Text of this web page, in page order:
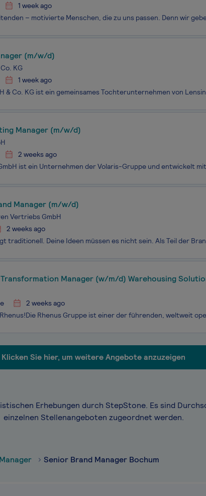
1 week ago
(m/w/d)
KG
1 week ago
Manager (m/w/d)
2 weeks ago
Manager (m/w/d)
Vertriebs GmbH
2 weeks ago
Manager (w/m/d) Warehousing
2 weeks ago
Klicken Sie hier, um weitere Angebote anzuzeigen
Erhebungen durch StepStone. Es sind
einzelnen Stellenangeboten zugeordnet werden.
Senior Brand Manager Bochum